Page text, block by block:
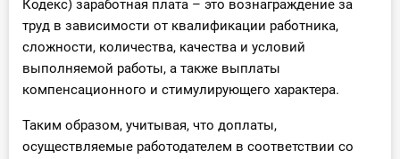
Кодекс) заработная плата – это вознаграждение за
труд в зависимости от квалификации работника,
сложности, количества, качества и условий
выполняемой работы, а также выплаты
компенсационного и стимулирующего характера.
Таким образом, учитывая, что доплаты,
осуществляемые работодателем в соответствии со